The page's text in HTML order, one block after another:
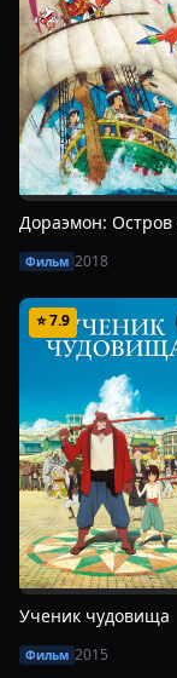
Фильм 2018
⭐7.9
Ученик чудовища
Фильм 2015